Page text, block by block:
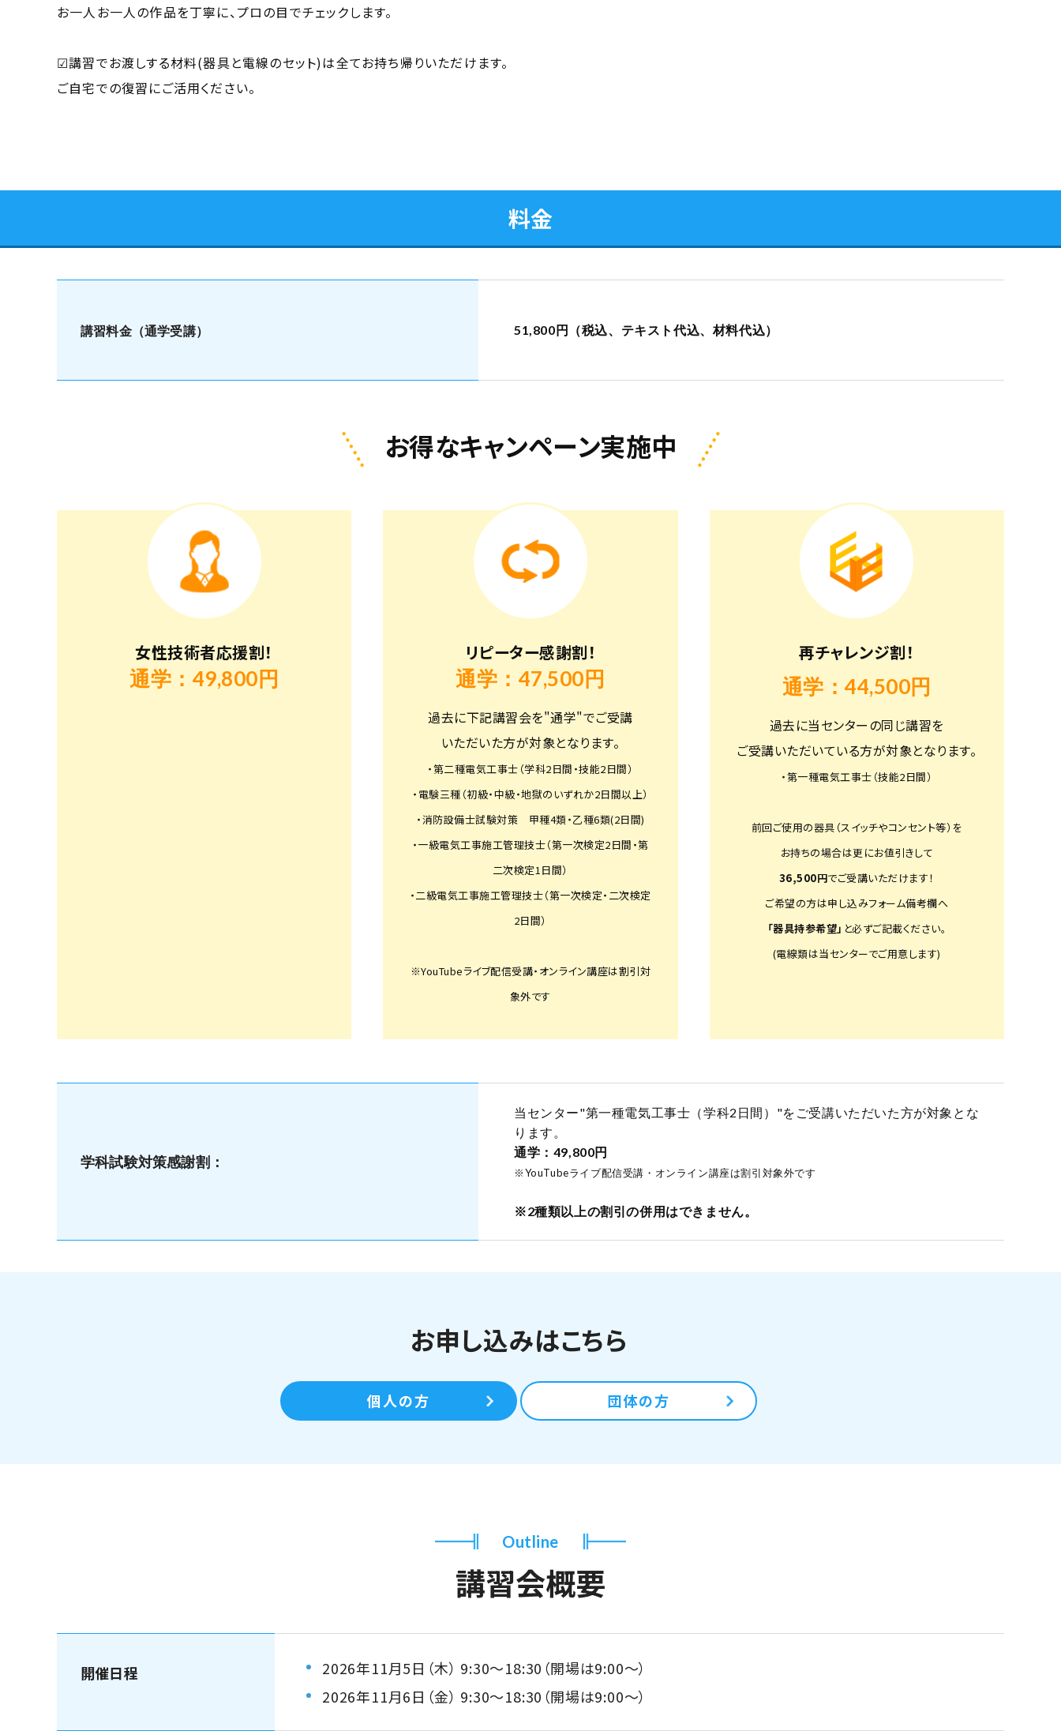
お一人お一人の作品を丁寧に、プロの目でチェックします。
☑講習でお渡しする材料(器具と電線のセット)は全てお持ち帰りいただけます。
ご自宅での復習にご活用ください。
料金
講習料金（通学受講） 51,800円（税込、テキスト代込、材料代込）
お得なキャンペーン実施中
女性技術者応援割！
通学：49,800円
リピーター感謝割！
通学：47,500円
過去に下記講習会を"通学"でご受講
いただいた方が対象となります。
・第二種電気工事士（学科2日間・技能2日間）
・電験三種（初級・中級・地獄のいずれか2日間以上）
・消防設備士試験対策 甲種4類・乙種6類(2日間)
・一級電気工事施工管理技士（第一次検定2日間・第
二次検定1日間）
・二級電気工事施工管理技士（第一次検定・二次検定
2日間）
※YouTubeライブ配信受講・オンライン講座は割引対
象外です
再チャレンジ割！
通学：44,500円
過去に当センターの同じ講習を
ご受講いただいている方が対象となります。
・第一種電気工事士（技能2日間）
前回ご使用の器具（スイッチやコンセント等）を
お持ちの場合は更にお値引きして
36,500円でご受講いただけます！
ご希望の方は申し込みフォーム備考欄へ
「器具持参希望」 と必ずご記載ください。
(電線類は当センターでご用意します)
学科試験対策感謝割：
当センター"第一種電気工事士（学科2日間）"をご受講いただいた方が対象とな
ります。
通学：49,800円
※YouTubeライブ配信受講・オンライン講座は割引対象外です
※2種類以上の割引の併用はできません。
お申し込みはこちら
個人の方 団体の方
Outline
講習会概要
開催日程 2026年11月5日（木） 9:30～18:30（開場は9:00～）
2026年11月6日（金） 9:30～18:30（開場は9:00～）